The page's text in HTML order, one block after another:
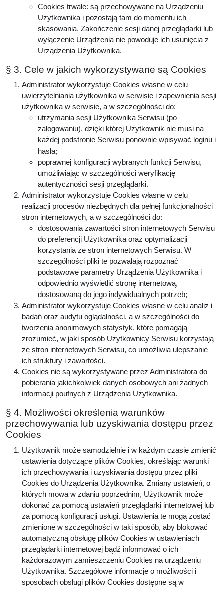
Cookies trwałe: są przechowywane na Urządzeniu
Użytkownika i pozostają tam do momentu ich
skasowania. Zakończenie sesji danej przeglądarki lub
wyłączenie Urządzenia nie powoduje ich usunięcia z
Urządzenia Użytkownika.
§ 3. Cele w jakich wykorzystywane są Cookies
Administrator wykorzystuje Cookies własne w celu
uwierzytelniania użytkownika w serwisie i zapewnienia sesji
użytkownika w serwisie, a w szczególności do:
utrzymania sesji Użytkownika Serwisu (po
zalogowaniu), dzięki której Użytkownik nie musi na
każdej podstronie Serwisu ponownie wpisywać loginu i
hasła;
poprawnej konfiguracji wybranych funkcji Serwisu,
umożliwiając w szczególności weryfikację
autentyczności sesji przeglądarki.
Administrator wykorzystuje Cookies własne w celu
realizacji procesów niezbędnych dla pełnej funkcjonalności
stron internetowych, a w szczególności do:
dostosowania zawartości stron internetowych Serwisu
do preferencji Użytkownika oraz optymalizacji
korzystania ze stron internetowych Serwisu. W
szczególności pliki te pozwalają rozpoznać
podstawowe parametry Urządzenia Użytkownika i
odpowiednio wyświetlić stronę internetową,
dostosowaną do jego indywidualnych potrzeb;
Administrator wykorzystuje Cookies własne w celu analiz i
badań oraz audytu oglądalności, a w szczególności do
tworzenia anonimowych statystyk, które pomagają
zrozumieć, w jaki sposób Użytkownicy Serwisu korzystają
ze stron internetowych Serwisu, co umożliwia ulepszanie
ich struktury i zawartości.
Cookies nie są wykorzystywane przez Administratora do
pobierania jakichkolwiek danych osobowych ani żadnych
informacji poufnych z Urządzenia Użytkownika.
§ 4. Możliwości określenia warunków
przechowywania lub uzyskiwania dostępu przez
Cookies
Użytkownik może samodzielnie i w każdym czasie zmienić
ustawienia dotyczące plików Cookies, określając warunki
ich przechowywania i uzyskiwania dostępu przez pliki
Cookies do Urządzenia Użytkownika. Zmiany ustawień, o
których mowa w zdaniu poprzednim, Użytkownik może
dokonać za pomocą ustawień przeglądarki internetowej lub
za pomocą konfiguracji usługi. Ustawienia te mogą zostać
zmienione w szczególności w taki sposób, aby blokować
automatyczną obsługę plików Cookies w ustawieniach
przeglądarki internetowej bądź informować o ich
każdorazowym zamieszczeniu Cookies na urządzeniu
Użytkownika. Szczegółowe informacje o możliwości i
sposobach obsługi plików Cookies dostępne są w